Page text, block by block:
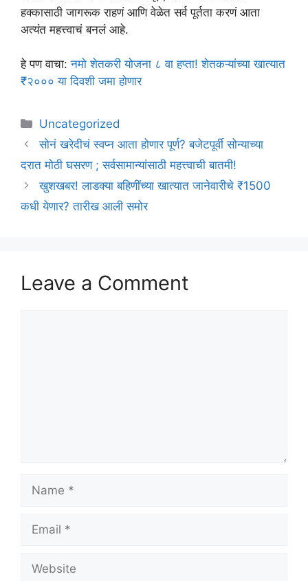
हक्कासाठी जागरूक राहणं आणि वेळेत सर्व पूर्तता करणं आता
अत्यंत महत्त्वाचं बनलं आहे.
हे पण वाचा:नमो शेतकरी योजना ८ वा हप्ता! शेतकऱ्यांच्या खात्यात
₹२००० या दिवशी जमा होणार
Categories
Uncategorized
​सोनं खरेदीचं स्वप्न आता होणार पूर्ण? बजेटपूर्वी सोन्याच्या
दरात मोठी घसरण ; सर्वसामान्यांसाठी महत्त्वाची बातमी!
खुशखबर! लाडक्या बहिणींच्या खात्यात जानेवारीचे ₹1500
कधी येणार? तारीख आली समोर
Leave a Comment
Name
Email
Website